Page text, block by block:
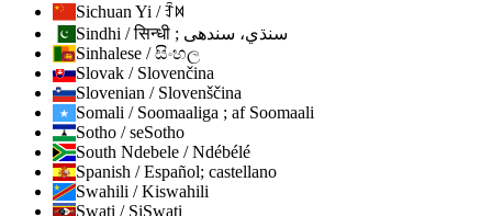
Sichuan Yi / ꆇꉙ
Sindhi / सिन्धी ; سنڌي، سندھی
Sinhalese / සිංහල
Slovak / Slovenčina
Slovenian / Slovenščina
Somali / Soomaaliga ; af Soomaali
Sotho / seSotho
South Ndebele / Ndébélé
Spanish / Español; castellano
Swahili / Kiswahili
Swati / SiSwati